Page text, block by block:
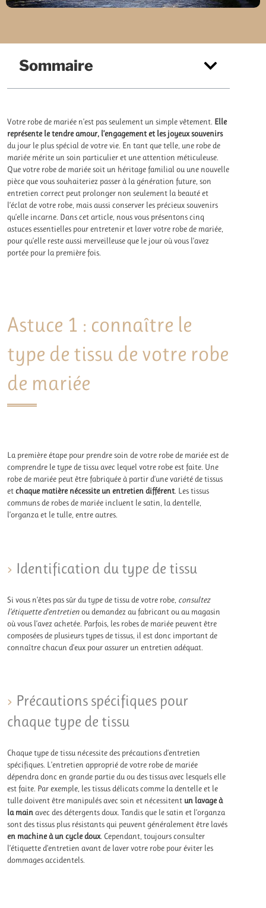
Sommaire
Votre robe de mariée n’est pas seulement un simple vêtement. Elle
représente le tendre amour, l’engagement et les joyeux souvenirs
du jour le plus spécial de votre vie. En tant que telle, une robe de
mariée mérite un soin particulier et une attention méticuleuse.
Que votre robe de mariée soit un héritage familial ou une nouvelle
pièce que vous souhaiteriez passer à la génération future, son
entretien correct peut prolonger non seulement la beauté et
l’éclat de votre robe, mais aussi conserver les précieux souvenirs
qu’elle incarne. Dans cet article, nous vous présentons cinq
astuces essentielles pour entretenir et laver votre robe de mariée,
pour qu’elle reste aussi merveilleuse que le jour où vous l’avez
portée pour la première fois.
Astuce 1 : connaître le
type de tissu de votre robe
de mariée
La première étape pour prendre soin de votre robe de mariée est de
comprendre le type de tissu avec lequel votre robe est faite. Une
robe de mariée peut être fabriquée à partir d’une variété de tissus
etchaque matière nécessite un entretien différent. Les tissus
communs de robes de mariée incluent le satin, la dentelle,
l’organza et le tulle, entre autres.
Identification du type de tissu
Si vous n’êtes pas sûr du type de tissu de votre robe, consultez
l’étiquette d’entretienou demandez au fabricant ou au magasin
où vous l’avez achetée. Parfois, les robes de mariée peuvent être
composées de plusieurs types de tissus, il est donc important de
connaître chacun d’eux pour assurer un entretien adéquat.
Précautions spécifiques pour
chaque type de tissu
Chaque type de tissu nécessite des précautions d’entretien
spécifiques. L’entretien approprié de votre robe de mariée
dépendra donc en grande partie du ou des tissus avec lesquels elle
est faite. Par exemple, les tissus délicats comme la dentelle et le
tulle doivent être manipulés avec soin et nécessitent un lavage à
la mainavec des détergents doux. Tandis que le satin et l’organza
sont des tissus plus résistants qui peuvent généralement être lavés
en machine à un cycle doux. Cependant, toujours consulter
l’étiquette d’entretien avant de laver votre robe pour éviter les
dommages accidentels.